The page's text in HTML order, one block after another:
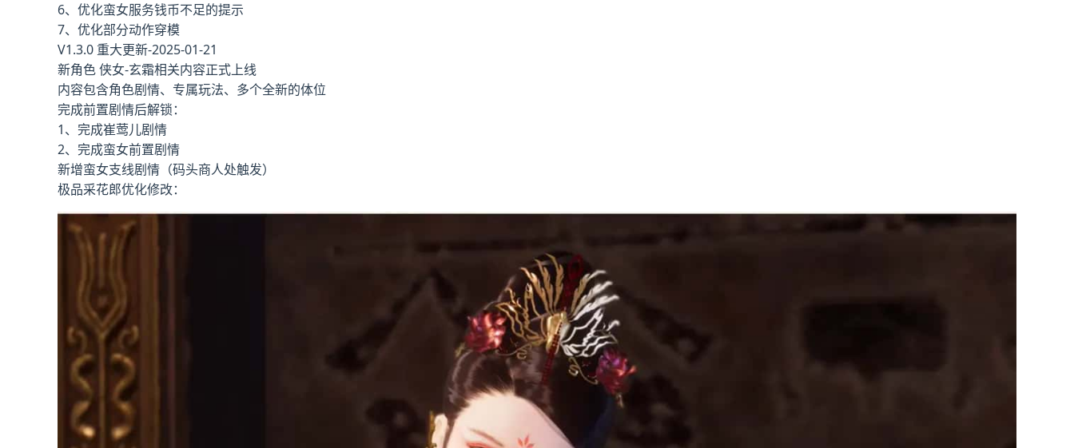
6、优化蛮女服务钱币不足的提示
7、优化部分动作穿模
V1.3.0 重大更新-2025-01-21
新角色 侠女-玄霜相关内容正式上线
内容包含角色剧情、专属玩法、多个全新的体位
完成前置剧情后解锁：
1、完成崔莺儿剧情
2、完成蛮女前置剧情
新增蛮女支线剧情（码头商人处触发）
极品采花郎优化修改：